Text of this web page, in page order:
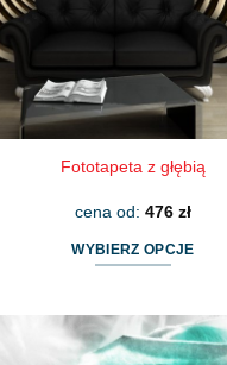
Fototapeta z głębią
cena od: 476 zł
WYBIERZ OPCJE
ma